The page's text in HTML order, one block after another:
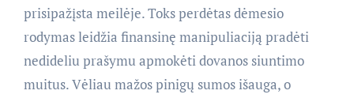
prisipažįsta meilėje. Toks perdėtas dėmesio
rodymas leidžia finansinę manipuliaciją pradėti
nedideliu prašymu apmokėti dovanos siuntimo
muitus. Vėliau mažos pinigų sumos išauga, o